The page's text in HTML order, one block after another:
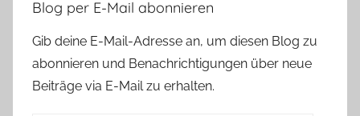
Blog per E-Mail abonnieren
Gib deine E-Mail-Adresse an, um diesen Blog zu
abonnieren und Benachrichtigungen über neue
Beiträge via E-Mail zu erhalten.